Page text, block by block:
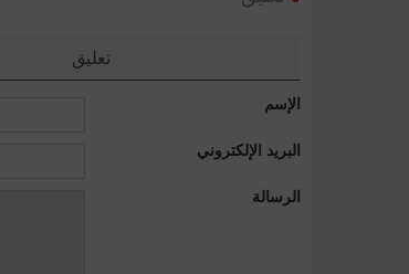
تعليق
الإسم
البريد الإلكتروني
الرسالة